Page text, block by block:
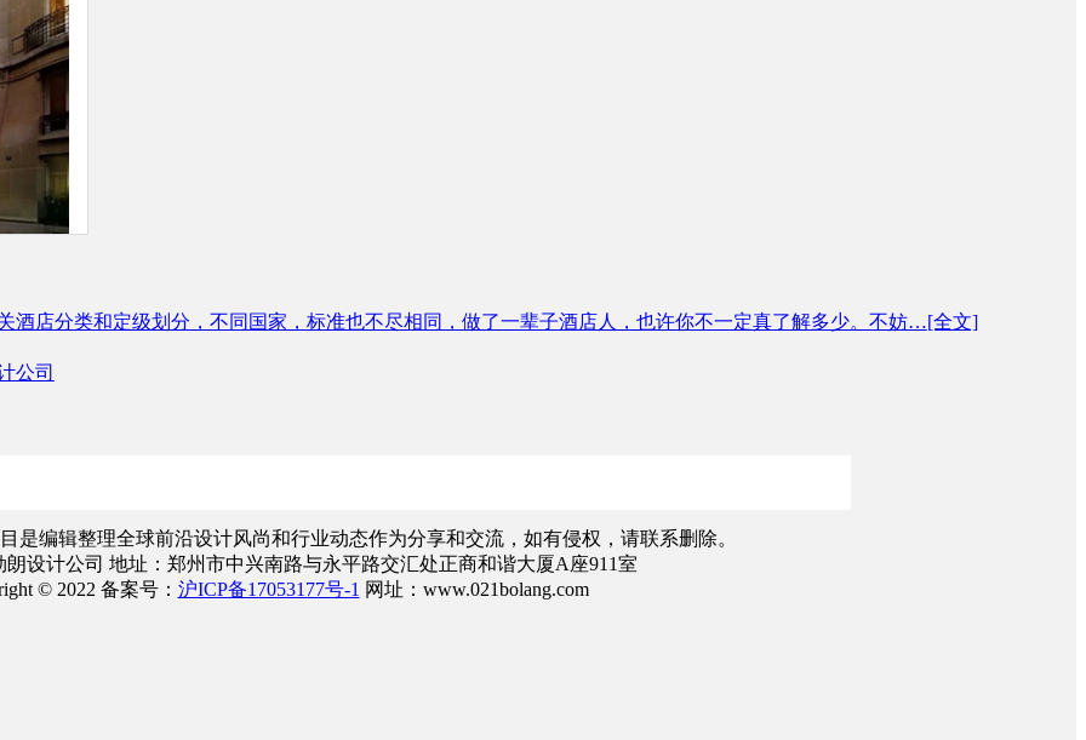
酒店分类和定级划分，不同国家，标准也不尽相同，做了一辈子酒店人，也许你不一定真了解多少。不妨…[全文]
公司
是编辑整理全球前沿设计风尚和行业动态作为分享和交流，如有侵权，请联系删除。
朗设计公司 地址：郑州市中兴南路与永平路交汇处正商和谐大厦A座911室
© 2022 备案号： 沪ICP备17053177号-1 网址：www.021bolang.com